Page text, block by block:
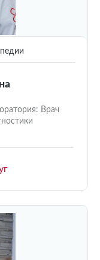
Врач